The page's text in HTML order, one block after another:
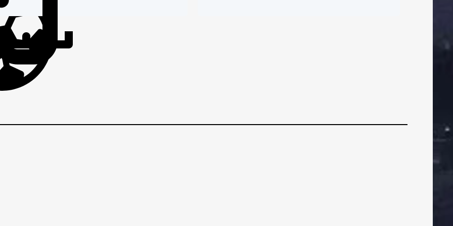
BRANIČI BRANIČI